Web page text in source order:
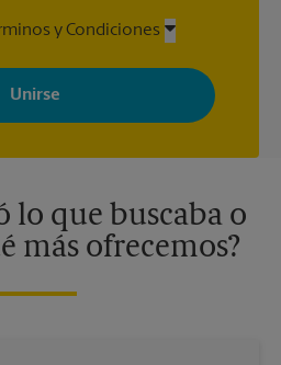
y Condiciones
correos electrónicos de The UPS
promociones y mensajes
darse de baja en cualquier
consulte nuestra política de
lo que buscaba o
más ofrecemos?